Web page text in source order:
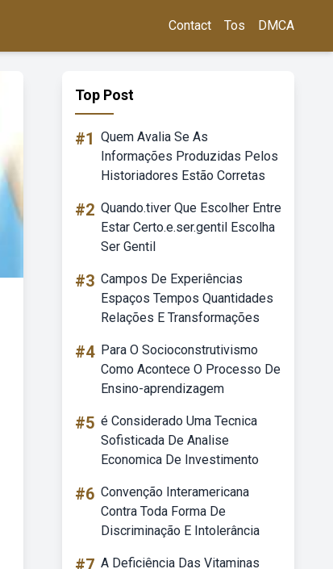
Contact Tos DMCA
Top Post
#1 Quem Avalia Se As
Informações Produzidas Pelos
Historiadores Estão Corretas
#2 Quando.tiver Que Escolher Entre
Estar Certo.e.ser.gentil Escolha
Ser Gentil
#3 Campos De Experiências
Espaços Tempos Quantidades
Relações E Transformações
#4 Para O Socioconstrutivismo
Como Acontece O Processo De
Ensino-aprendizagem
#5 é Considerado Uma Tecnica
Sofisticada De Analise
Economica De Investimento
#6 Convenção Interamericana
Contra Toda Forma De
Discriminação E Intolerância
#7 A Deficiência Das Vitaminas